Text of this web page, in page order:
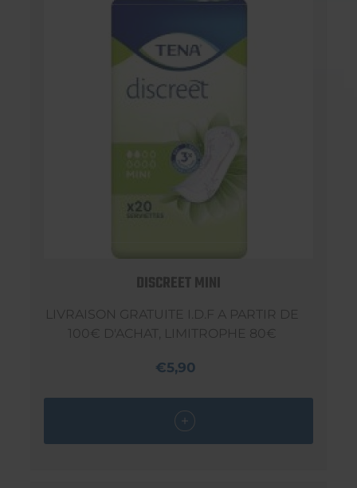
DISCREET MINI
LIVRAISON GRATUITE I.D.F A PARTIR DE
100€ D'ACHAT, LIMITROPHE 80€
€5,90